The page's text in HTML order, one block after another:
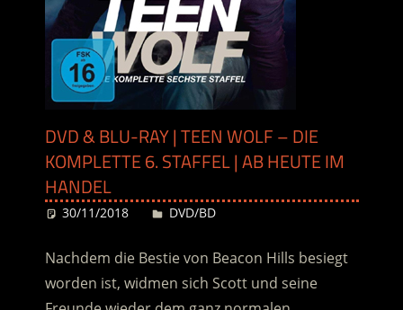
DVD & BLU-RAY | TEEN WOLF – DIE
KOMPLETTE 6. STAFFEL | AB HEUTE IM
HANDEL
30/11/2018 Desiree
DVD/BD
Nachdem die Bestie von Beacon Hills besiegt
worden ist, widmen sich Scott und seine